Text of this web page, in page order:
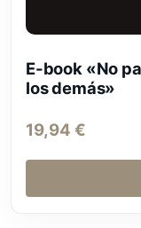
E-book «No
los demás»
19,94 €